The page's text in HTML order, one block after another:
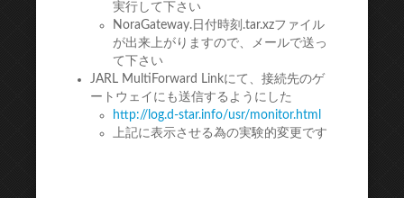
実行して下さい
NoraGateway.日付時刻.tar.xzファイル
が出来上がりますので、メールで送っ
て下さい
JARL MultiForward Linkにて、接続先のゲ
ートウェイにも送信するようにした
http://log.d-star.info/usr/monitor.html
上記に表示させる為の実験的変更です